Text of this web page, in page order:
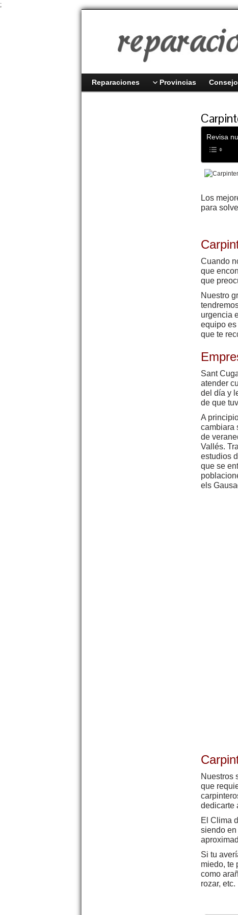
;
Reparaciones Provincias
Revisa
Los
para
Cuando
que
que
Nuestro
urgencia
equipo
que te
Sant
atender
del día y
de que
A
cambiara
de
Vallés.
estudios
que se
els
Nuestros
que
dedicarte
El Clima
siendo en
Si tu
miedo, te
como
rozar, etc.